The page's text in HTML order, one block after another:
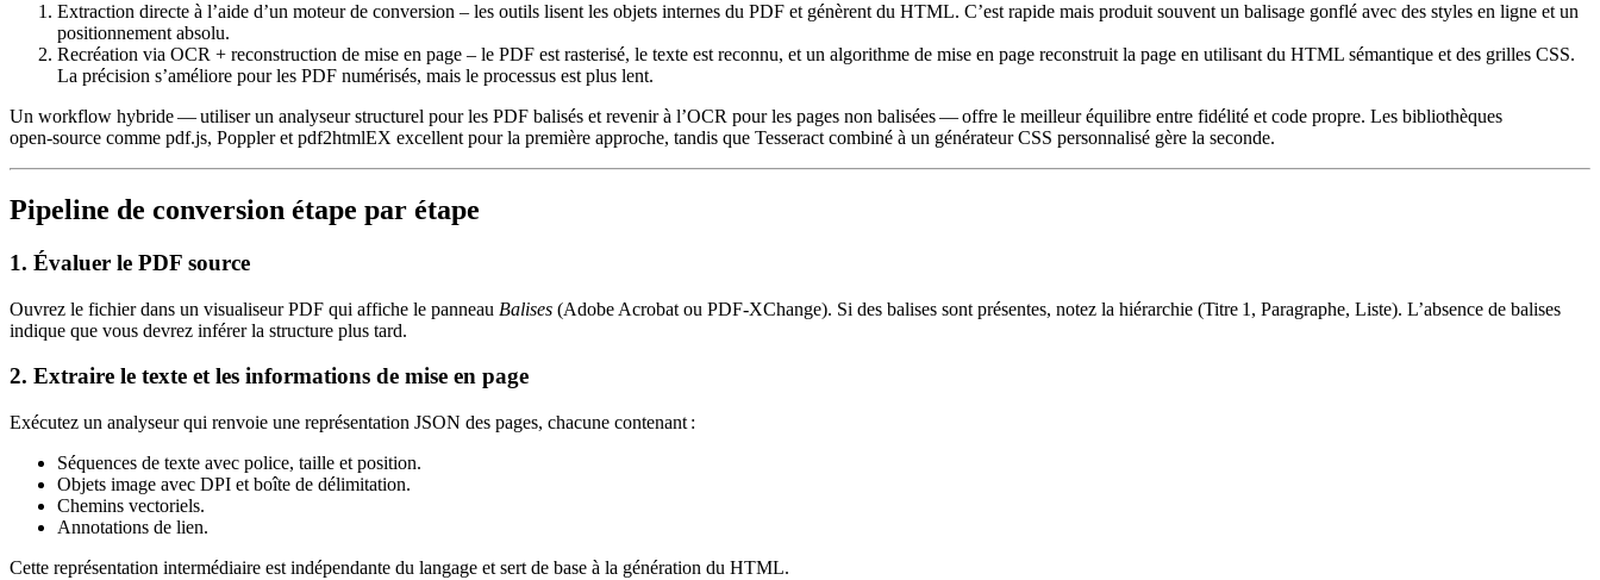
Extraction directe à l’aide d’un moteur de conversion – les outils lisent les objets internes du PDF et génèrent du HTML. C’est rapide mais produit souvent un balisage gonflé avec des styles en ligne et un
positionnement absolu.
Recréation via OCR + reconstruction de mise en page – le PDF est rasterisé, le texte est reconnu, et un algorithme de mise en page reconstruit la page en utilisant du HTML sémantique et des grilles CSS.
La précision s’améliore pour les PDF numérisés, mais le processus est plus lent.
Un workflow hybride — utiliser un analyseur structurel pour les PDF balisés et revenir à l’OCR pour les pages non balisées — offre le meilleur équilibre entre fidélité et code propre. Les bibliothèques
open‑source comme pdf.js, Poppleret pdf2htmlEX excellent pour la première approche, tandis que Tesseract combiné à un générateur CSS personnalisé gère la seconde.
Pipeline de conversion étape par étape
1. Évaluer le PDF source
Ouvrez le fichier dans un visualiseur PDF qui affiche le panneau Balises (Adobe Acrobat ou PDF‑XChange). Si des balises sont présentes, notez la hiérarchie (Titre 1, Paragraphe, Liste). L’absence de balises
indique que vous devrez inférer la structure plus tard.
2. Extraire le texte et les informations de mise en page
Exécutez un analyseur qui renvoie une représentation JSON des pages, chacune contenant :
Séquences de texte avec police, taille et position.
Objets image avec DPI et boîte de délimitation.
Chemins vectoriels.
Annotations de lien.
Cette représentation intermédiaire est indépendante du langage et sert de base à la génération du HTML.